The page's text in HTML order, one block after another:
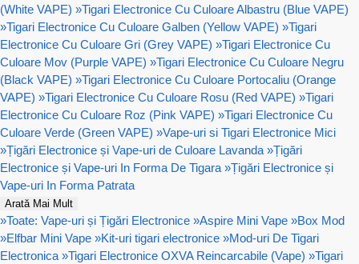
(White VAPE) »Tigari Electronice Cu Culoare Albastru (Blue VAPE)
»Tigari Electronice Cu Culoare Galben (Yellow VAPE) »Tigari
Electronice Cu Culoare Gri (Grey VAPE) »Tigari Electronice Cu
Culoare Mov (Purple VAPE) »Tigari Electronice Cu Culoare Negru
(Black VAPE) »Tigari Electronice Cu Culoare Portocaliu (Orange
VAPE) »Tigari Electronice Cu Culoare Rosu (Red VAPE) »Tigari
Electronice Cu Culoare Roz (Pink VAPE) »Tigari Electronice Cu
Culoare Verde (Green VAPE) »Vape-uri si Tigari Electronice Mici
»Țigări Electronice și Vape-uri de Culoare Lavanda »Țigări
Electronice și Vape-uri In Forma De Tigara »Țigări Electronice și
Vape-uri In Forma Patrata
Arată Mai Mult
»Toate: Vape-uri și Țigări Electronice »Aspire Mini Vape »Box Mod
»Elfbar Mini Vape »Kit-uri tigari electronice »Mod-uri De Tigari
Electronica »Tigari Electronice OXVA Reincarcabile (Vape) »Tigari